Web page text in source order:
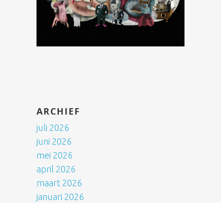
ARCHIEF
juli 2026
juni 2026
mei 2026
april 2026
maart 2026
januari 2026